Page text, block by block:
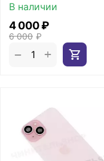
В наличии
6 000 ₽
4 000₽
+
−